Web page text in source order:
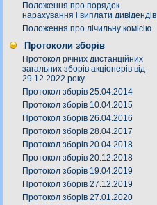
Положення про порядок
нарахування і виплати дивідендів
Положення про лічильну комісію
Протоколи зборів
Протокол річних дистанційних
загальних зборів акціонерів від
29.12.2022 року
Протокол зборів 25.04.2014
Протокол зборів 10.04.2015
Протокол зборів 26.04.2016
Протокол зборів 28.04.2017
Протокол зборів 20.04.2018
Протокол зборів 20.12.2018
Протокол зборів 19.04.2019
Протокол зборів 27.12.2019
Протокол зборів 27.01.2020